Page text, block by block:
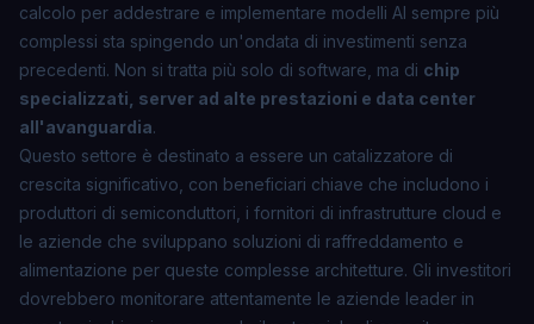
calcolo per addestrare e implementare modelli AI sempre più
complessi sta spingendo un'ondata di investimenti senza
precedenti. Non si tratta più solo di software, ma di chip
specializzati, server ad alte prestazioni e data center
all'avanguardia.
Questo settore è destinato a essere un catalizzatore di
crescita significativo, con beneficiari chiave che includono i
produttori di semiconduttori, i fornitori di infrastrutture cloud e
le aziende che sviluppano soluzioni di raffreddamento e
alimentazione per queste complesse architetture. Gli investitori
dovrebbero monitorare attentamente le aziende leader in